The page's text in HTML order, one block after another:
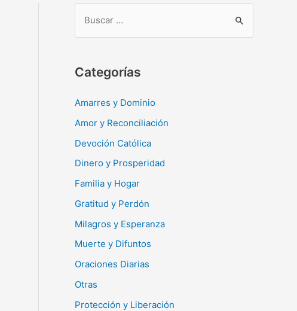
c
r
Categorías
Amarres y Dominio
Amor y Reconciliación
Devoción Católica
Dinero y Prosperidad
Familia y Hogar
Gratitud y Perdón
Milagros y Esperanza
Muerte y Difuntos
Oraciones Diarias
Otras
Protección y Liberación